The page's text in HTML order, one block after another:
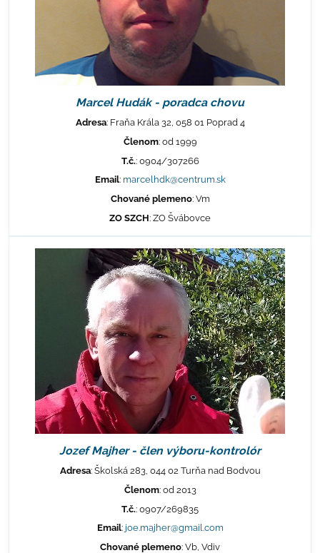
Marcel Hudák - poradca chovu
Adresa: Fraňa Krála 32, 058 01 Poprad 4
Členom: od 1999
T.č.: 0904/307266
Email: marcelhdk@centrum.sk
Chované plemeno: Vm
ZO SZCH: ZO Švábovce
Jozef Majher - člen výboru-kontrolór
Adresa: Školská 283, 044 02 Turňa nad Bodvou
Členom: od 2013
T.č.: 0907/269835
Email: joe.majher@gmail.com
Chované plemeno: Vb, Vdiv